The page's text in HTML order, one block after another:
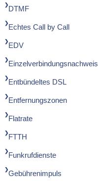
DTMF
Echtes Call by Call
EDV
Einzelverbindungsnachweis
Entbündeltes DSL
Entfernungszonen
Flatrate
FTTH
Funkrufdienste
Gebührenimpuls